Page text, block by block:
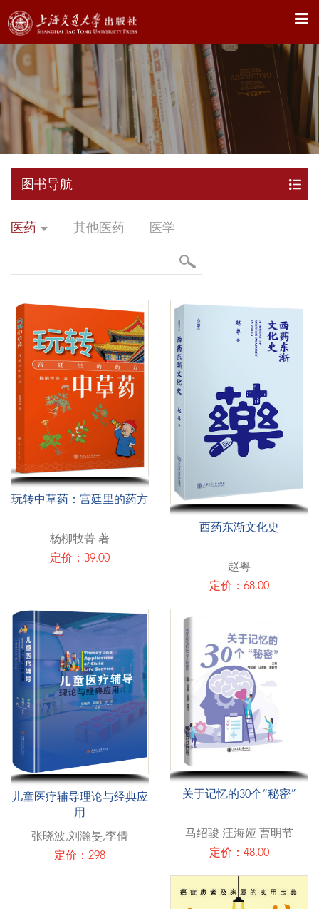
X
图书导航
医药 其他医药 医学
玩转中草药：宫廷里的药方
杨柳牧菁 著
定价：39.00
西药东渐文化史
赵粤
定价：68.00
儿童医疗辅导理论与经典应
用
张晓波,刘瀚旻,李倩
定价：298
关于记忆的30个“秘密”
马绍骏 汪海娅 曹明节
定价：48.00